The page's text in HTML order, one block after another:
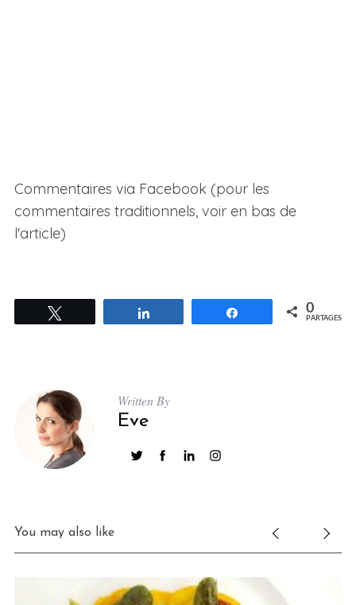
Commentaires via Facebook (pour les
commentaires traditionnels, voir en bas de
l'article)
Partagez 0
PARTAGES
Written By
Eve
You may also like